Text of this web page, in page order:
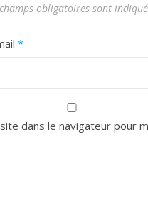
obligatoires sont
*
dans le navigateur pour